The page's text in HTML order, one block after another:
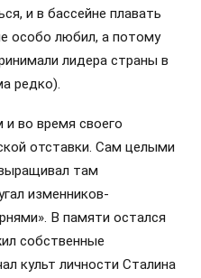
и в бассейне плавать
особо любил, а потому
лидера страны в
редко).
во время своего
отставки. Сам целыми
там
изменников-
В памяти остался
собственные
культ личности Сталина